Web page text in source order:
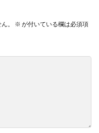
。 ※ が付いている欄は必須項